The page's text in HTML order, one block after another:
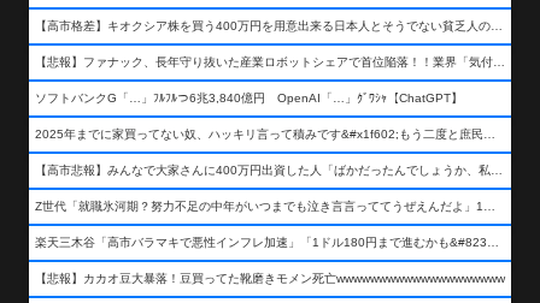
ソフトバンクG「…」ﾌﾙﾌﾙつ6兆3,840億円 OpenAI「…」ｸﾞﾜｼｬ【ChatGPT】
【悲報】カカオ豆大暴落！豆買ってた靴磨きモメン死亡wwwwwwwwwwwwwwwwwwww